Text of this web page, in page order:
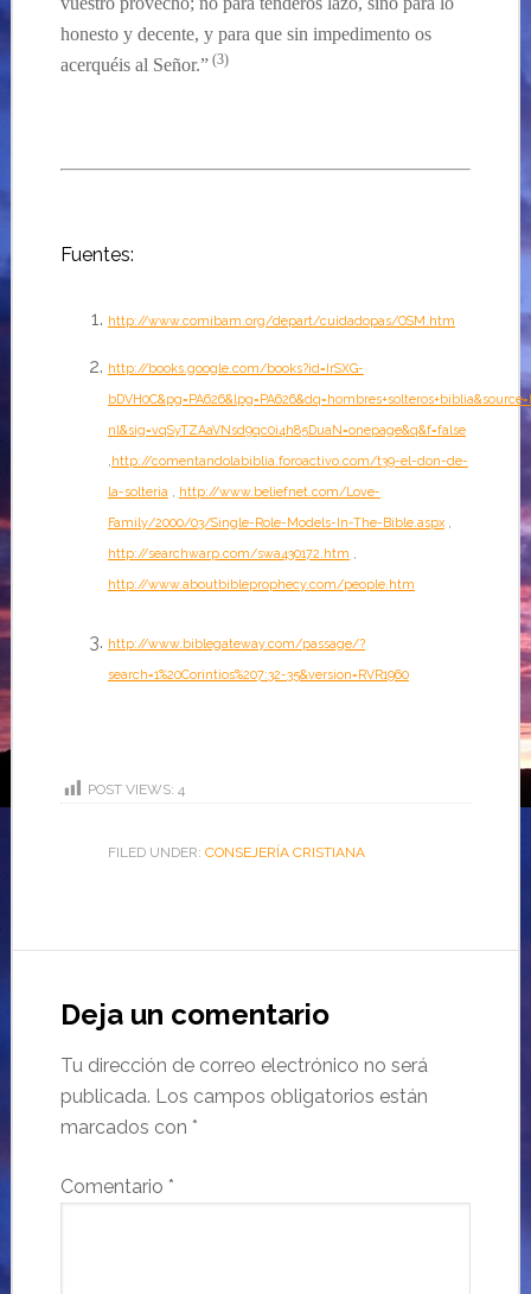
honesto y decente, y para que sin impedimento os
acerquéis al Señor.” (3)
Fuentes:
http://www.comibam.org/depart/cuidadopas/OSM.htm
http://books.google.com/books?id=IrSXG-
nl&sig=vqSyTZAaVNsd9qc0i4h85DuaN=onepage&q&f=false
http://comentandolabiblia.foroactivo.com/t39-el-don-de-
la-solteria http://www.beliefnet.com/Love-
Family/2000/03/Single-Role-Models-In-The-Bible.aspx,
http://searchwarp.com/swa430172.htm
http://www.aboutbibleprophecy.com/people.htm
http://www.biblegateway.com/passage/?
search=1%20Corintios%207:32-35&version=RVR1960
POST VIEWS: 4
FILED UNDER: CONSEJERÍA CRISTIANA
Deja un comentario
Tu dirección de correo electrónico no será
publicada. Los campos obligatorios están
marcados con *
Comentario *